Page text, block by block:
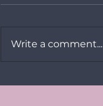
Write a comment...